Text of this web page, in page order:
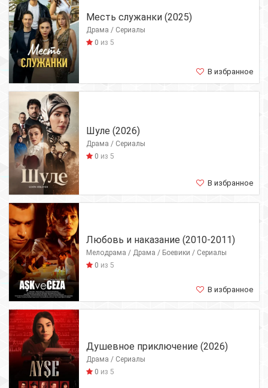
Месть служанки (2025)
Драма / Сериалы
0 из 5
В избранное
Шуле (2026)
Драма / Сериалы
0 из 5
В избранное
Любовь и наказание (2010-2011)
Мелодрама / Драма / Боевики / Сериалы
0 из 5
В избранное
Душевное приключение (2026)
Драма / Сериалы
0 из 5